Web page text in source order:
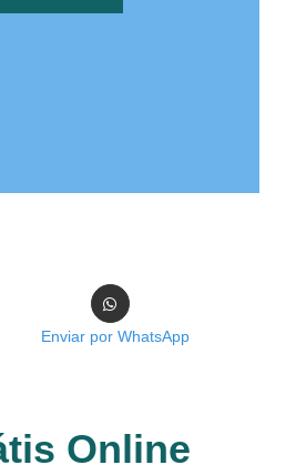
Enviar por WhatsApp
Online